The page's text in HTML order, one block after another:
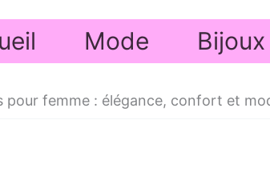
Mode Bijoux
pour femme : élégance, confort et